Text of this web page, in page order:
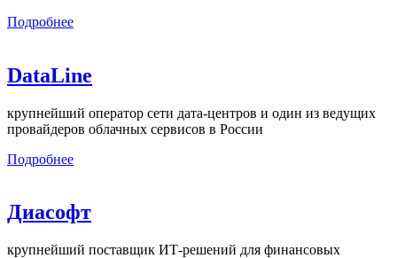
Подробнее
DataLine
крупнейший оператор сети дата-центров и один из ведущих
провайдеров облачных сервисов в России
Подробнее
Диасофт
крупнейший поставщик ИТ-решений для финансовых